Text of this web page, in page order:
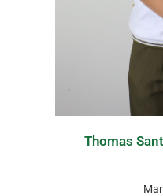
Thomas